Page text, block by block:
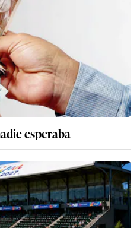
esperaba